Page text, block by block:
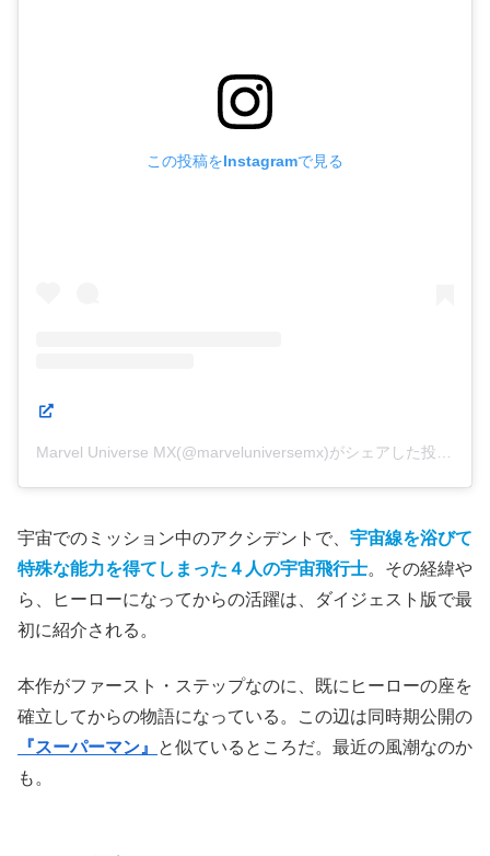
この投稿をInstagramで見る
宇宙でのミッション中のアクシデントで、 宇宙線を浴びて
特殊な能力を得てしまった４人の宇宙飛行士。その経緯や
ら、ヒーローになってからの活躍は、ダイジェスト版で最
初に紹介される。
本作がファースト・ステップなのに、既にヒーローの座を
確立してからの物語になっている。この辺は同時期公開の
『スーパーマン』
と似ているところだ。最近の風潮なのか
も。